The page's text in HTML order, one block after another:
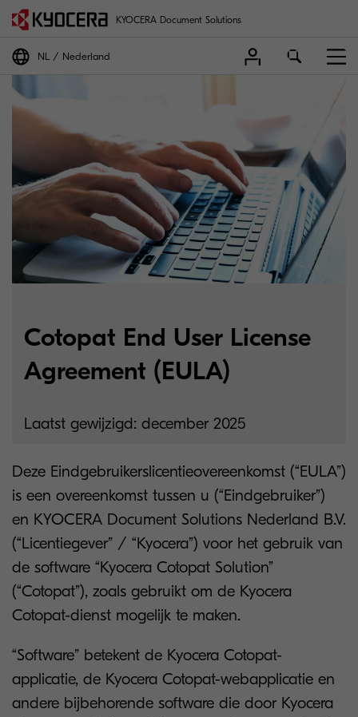
KYOCERA Document Solutions
NL Nederland
Cotopat End User License
Agreement (EULA)
Laatst gewijzigd: december 2025
Deze Eindgebruikerslicentieovereenkomst (“EULA”)
is een overeenkomst tussen u (“Eindgebruiker”)
en KYOCERA Document Solutions Nederland B.V.
(“Licentiegever” / “Kyocera”) voor het gebruik van
de software “Kyocera Cotopat Solution”
(“Cotopat”), zoals gebruikt om de Kyocera
Cotopat-dienst mogelijk te maken.
“Software” betekent de Kyocera Cotopat-
applicatie, de Kyocera Cotopat-webapplicatie en
andere bijbehorende software die door Kyocera